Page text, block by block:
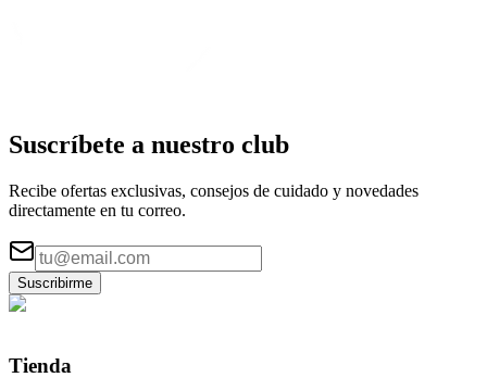
Suscríbete a nuestro club
Recibe ofertas exclusivas, consejos de cuidado y novedades
directamente en tu correo.
Suscribirme
Tienda